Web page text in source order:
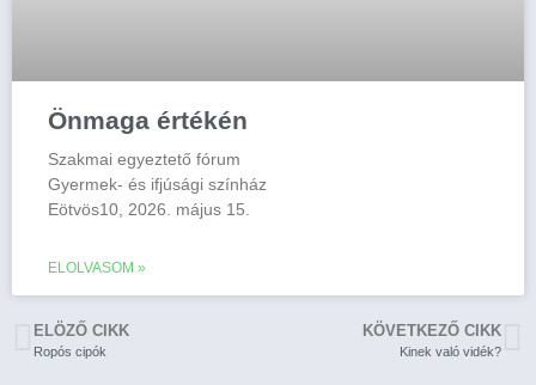
Önmaga értékén
Szakmai egyeztető fórum
Gyermek- és ifjúsági színház
Eötvös10, 2026. május 15.
ELOLVASOM »
ELÖZŐ CIKK
Ropós cipók
KÖVETKEZŐ CIKK
Kinek való vidék?